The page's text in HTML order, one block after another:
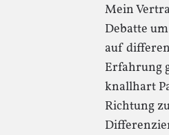
Mein
Debatte
auf
Erfahrung
knallhart
Richtung